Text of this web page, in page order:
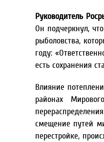
Руководитель
Он подчеркнул,
рыболовства,
году:
есть сохранения
Влияние
районах
смещение путей
перестройке,